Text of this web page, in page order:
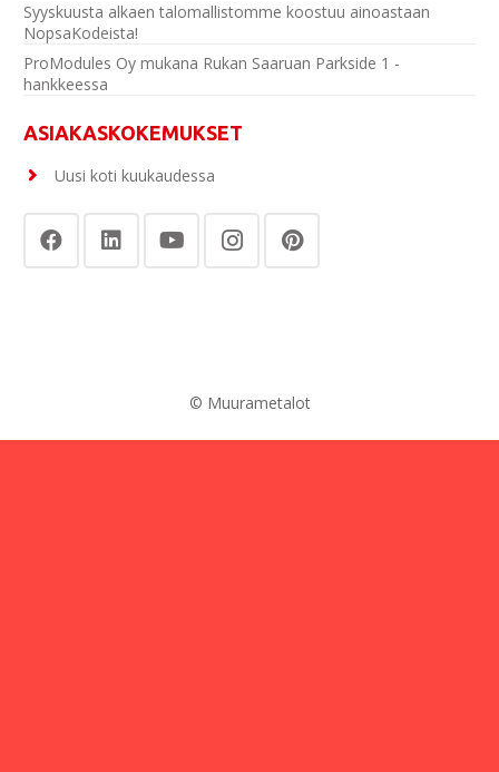
Syyskuusta alkaen talomallistomme koostuu ainoastaan
NopsaKodeista!
ProModules Oy mukana Rukan Saaruan Parkside 1 -
hankkeessa
ASIAKASKOKEMUKSET
Uusi koti kuukaudessa
© Muurametalot